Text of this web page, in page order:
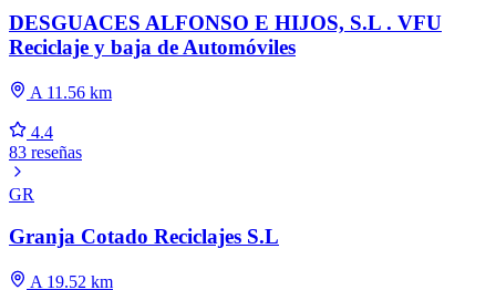
DESGUACES ALFONSO E HIJOS, S.L . VFU
Reciclaje y baja de Automóviles
A 11.56 km
4.4
83 reseñas
GR
Granja Cotado Reciclajes S.L
A 19.52 km